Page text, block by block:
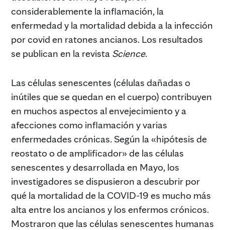
considerablemente la inflamación, la
enfermedad y la mortalidad debida a la infección
por covid en ratones ancianos. Los resultados
se publican en la revista Science.
Las células senescentes (células dañadas o
inútiles que se quedan en el cuerpo) contribuyen
en muchos aspectos al envejecimiento y a
afecciones como inflamación y varias
enfermedades crónicas. Según la «hipótesis de
reostato o de amplificador» de las células
senescentes y desarrollada en Mayo, los
investigadores se dispusieron a descubrir por
qué la mortalidad de la COVID-19 es mucho más
alta entre los ancianos y los enfermos crónicos.
Mostraron que las células senescentes humanas